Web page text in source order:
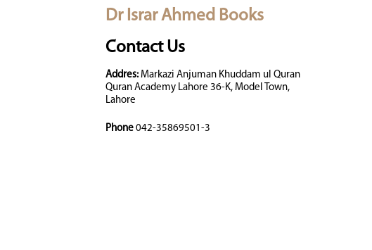
Dr Israr Ahmed Books
Contact Us
Addres:Markazi Anjuman Khuddam ul Quran
Quran Academy Lahore 36-K, Model Town,
Lahore
Phone 042-35869501-3